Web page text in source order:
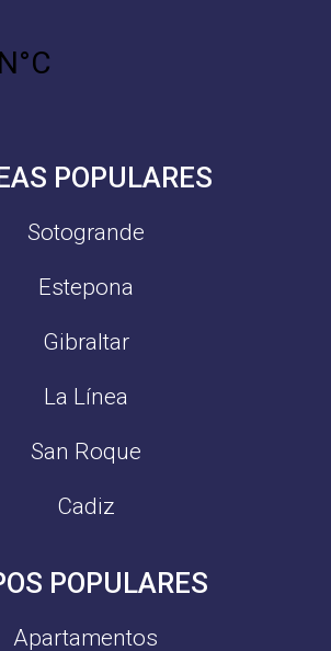
POPULARES
Sotogrande
Estepona
Gibraltar
La Línea
San Roque
Cadiz
POPULARES
Apartamentos